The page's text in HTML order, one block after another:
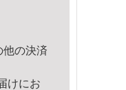
他の決済
けにお